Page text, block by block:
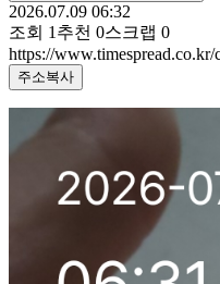
2026.07.09 06:32
조회 1 추천 0스크랩 0
https://
주소복사